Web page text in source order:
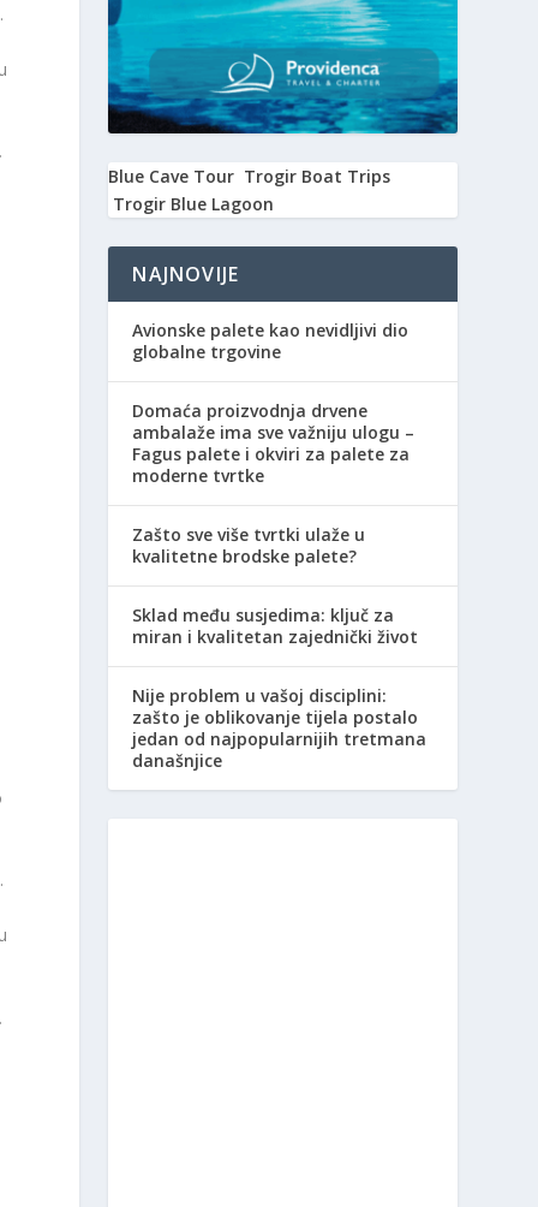
.
.
Blue Cave Tour Trogir Boat Trips
Trogir Blue Lagoon
NAJNOVIJE
Avionske palete kao nevidljivi dio
globalne trgovine
Domaća proizvodnja drvene
ambalaže ima sve važniju ulogu –
Fagus palete i okviri za palete za
moderne tvrtke
Zašto sve više tvrtki ulaže u
kvalitetne brodske palete?
Sklad među susjedima: ključ za
miran i kvalitetan zajednički život
Nije problem u vašoj disciplini:
zašto je oblikovanje tijela postalo
jedan od najpopularnijih tretmana
današnjice